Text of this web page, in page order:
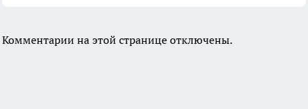
Комментарии на этой странице отключены.